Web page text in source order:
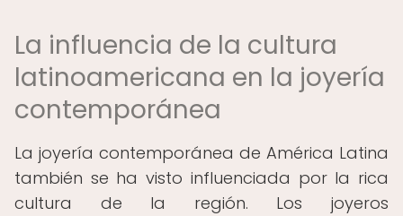
La influencia de la cultura
latinoamericana en la joyería
contemporánea
La joyería contemporánea de América Latina
también se ha visto influenciada por la rica
cultura de la región. Los joyeros